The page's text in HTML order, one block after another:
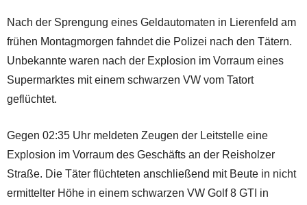
Nach der Sprengung eines Geldautomaten in Lierenfeld am
frühen Montagmorgen fahndet die Polizei nach den Tätern.
Unbekannte waren nach der Explosion im Vorraum eines
Supermarktes mit einem schwarzen VW vom Tatort
geflüchtet.
Gegen 02:35 Uhr meldeten Zeugen der Leitstelle eine
Explosion im Vorraum des Geschäfts an der Reisholzer
Straße. Die Täter flüchteten anschließend mit Beute in nicht
ermittelter Höhe in einem schwarzen VW Golf 8 GTI in